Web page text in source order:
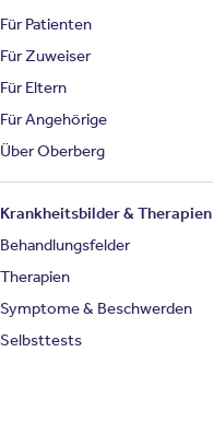
Für Patienten
Für Zuweiser
Für Eltern
Für Angehörige
Über Oberberg
Krankheitsbilder & Therapien
Behandlungsfelder
Therapien
Symptome & Beschwerden
Selbsttests